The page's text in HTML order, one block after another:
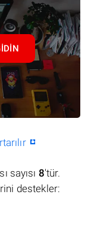
sayısı 8'tür.
destekler: